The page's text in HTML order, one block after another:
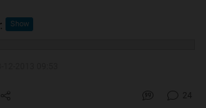
:
24